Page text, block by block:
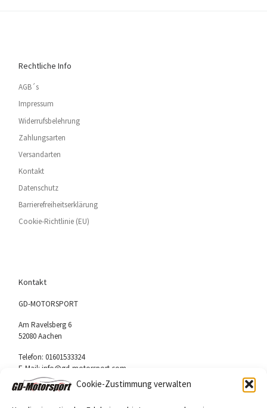
Cookie-Zustimmung verwalten
Rechtliche Info
AGB´s
Impressum
Widerrufsbelehrung
Zahlungsarten
Versandarten
Kontakt
Datenschutz
Barrierefreiheitserklärung
Cookie-Richtlinie (EU)
Kontakt
GD-MOTORSPORT
Am Ravelsberg 6
52080 Aachen
Telefon: 01601533324
E-Mail: info@gd-motorsport.com